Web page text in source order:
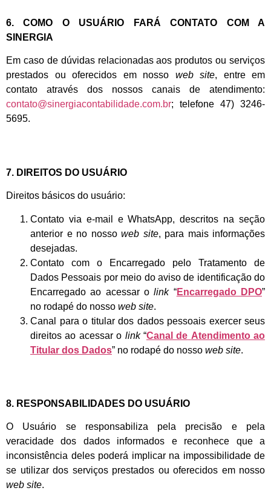
6. COMO O USUÁRIO FARÁ CONTATO COM A
SINERGIA
Em caso de dúvidas relacionadas aos produtos ou serviços
prestados ou oferecidos em nosso web site, entre em
contato através dos nossos canais de atendimento:
contato@sinergiacontabilidade.com.br​; telefone 47) 3246-
5695.
7. DIREITOS DO USUÁRIO
Direitos básicos do usuário:
Contato via e-mail e WhatsApp, descritos na seção
anterior e no nosso web site, para mais informações
desejadas.
Contato com o Encarregado pelo Tratamento de
Dados Pessoais por meio do aviso de identificação do
Encarregado ao acessar olink“Encarregado DPO”
no rodapé do nosso web site.
Canal para o titular dos dados pessoais exercer seus
direitos ao acessar o link“Canal de Atendimento ao
Titular dos Dados” no rodapé do nosso web site.
8. RESPONSABILIDADES DO USUÁRIO
O Usuário se responsabiliza pela precisão e pela
veracidade dos dados informados e reconhece que a
inconsistência deles poderá implicar na impossibilidade de
se utilizar dos serviços prestados ou oferecidos em nosso
web site.